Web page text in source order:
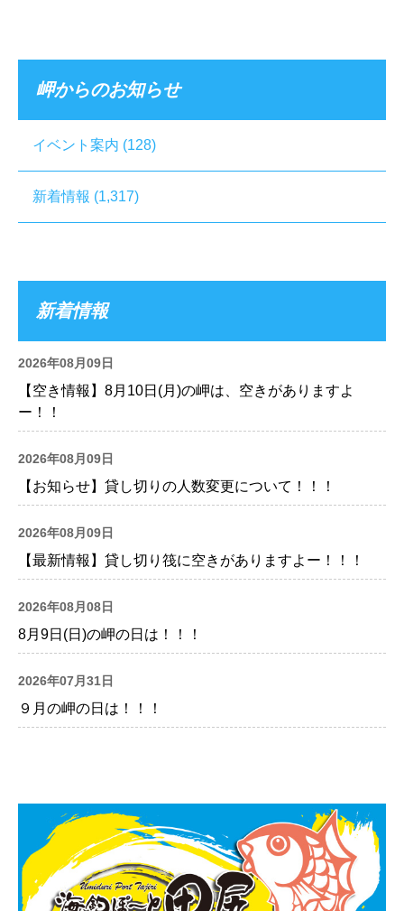
岬からのお知らせ
イベント案内 (128)
新着情報 (1,317)
新着情報
2026年08月09日
【空き情報】8月10日(月)の岬は、空きがありますよ
ー！！
2026年08月09日
【お知らせ】貸し切りの人数変更について！！！
2026年08月09日
【最新情報】貸し切り筏に空きがありますよー！！！
2026年08月08日
8月9日(日)の岬の日は！！！
2026年07月31日
９月の岬の日は！！！